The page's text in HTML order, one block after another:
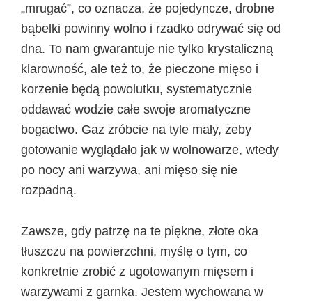
„mrugać”, co oznacza, że pojedyncze, drobne
bąbelki powinny wolno i rzadko odrywać się od
dna. To nam gwarantuje nie tylko krystaliczną
klarowność, ale też to, że pieczone mięso i
korzenie będą powolutku, systematycznie
oddawać wodzie całe swoje aromatyczne
bogactwo. Gaz zróbcie na tyle mały, żeby
gotowanie wyglądało jak w wolnowarze, wtedy
po nocy ani warzywa, ani mięso się nie
rozpadną.
Zawsze, gdy patrzę na te piękne, złote oka
tłuszczu na powierzchni, myślę o tym, co
konkretnie zrobić z ugotowanym mięsem i
warzywami z garnka. Jestem wychowana w